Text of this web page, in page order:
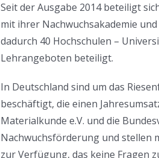
Seit der Ausgabe 2014 beteiligt
mit ihrer Nachwuchsakademie
dadurch 40 Hochschulen –
Lehrangeboten beteiligt.
In Deutschland sind um das
beschäftigt, die einen
Materialkunde e.V. und die
Nachwuchsförderung und stellen
zur Verfügung, das keine Fragen